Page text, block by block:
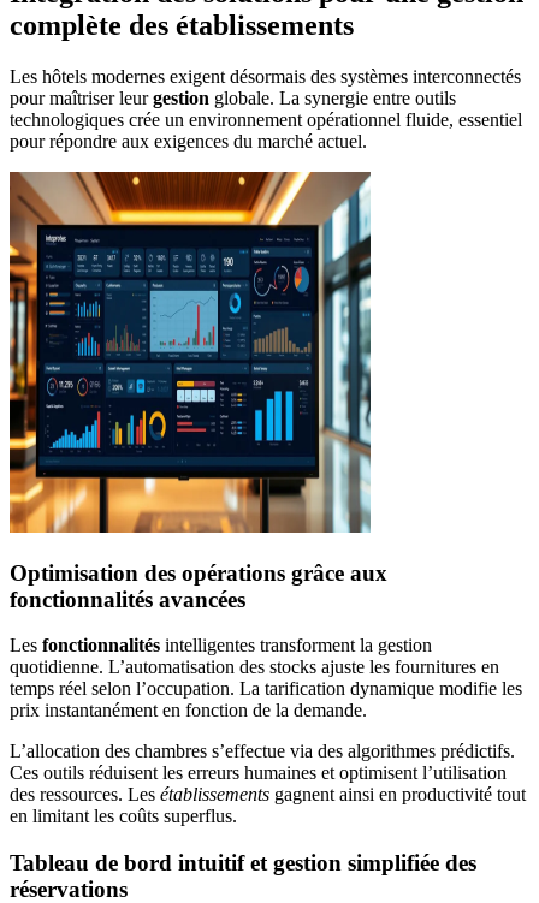
complète des établissements
Les hôtels modernes exigent désormais des systèmes interconnectés
pour maîtriser leurgestion globale. La synergie entre outils
technologiques crée un environnement opérationnel fluide, essentiel
pour répondre aux exigences du marché actuel.
Optimisation des opérations grâce aux
fonctionnalités avancées
Les fonctionnalités intelligentes transforment la gestion
quotidienne. L’automatisation des stocks ajuste les fournitures en
temps réel selon l’occupation. La tarification dynamique modifie les
prix instantanément en fonction de la demande.
L’allocation des chambres s’effectue via des algorithmes prédictifs.
Ces outils réduisent les erreurs humaines et optimisent l’utilisation
des ressources. Les établissements gagnent ainsi en productivité tout
en limitant les coûts superflus.
Tableau de bord intuitif et gestion simplifiée des
réservations